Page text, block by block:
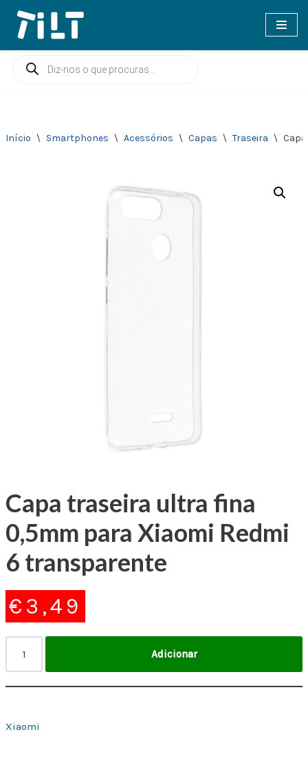
Avançar
para
Início \ Smartphones \ Acessórios \ Capas \ Traseira \
Capa traseira ultra fina
0,5mm para Xiaomi Redmi
6 transparente
€ 3,49
Adicionar
Xiaomi